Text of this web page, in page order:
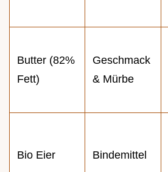
Butter (82%
Fett)
Geschmack
& Mürbe
Bio Eier Bindemittel